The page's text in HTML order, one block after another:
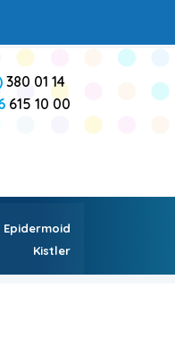
380 01 14
615 10 00
Epidermoid
Kistler